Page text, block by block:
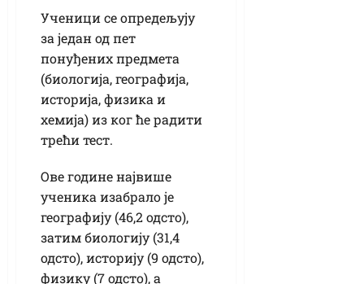
Ученици се опредељују
за један од пет
понуђених предмета
(биологија, географија,
историја, физика и
хемија) из ког ће радити
трећи тест.
Ове године највише
ученика изабрало је
географију (46,2 одсто),
затим биологију (31,4
одсто), историју (9 одсто),
физику (7 одсто), а